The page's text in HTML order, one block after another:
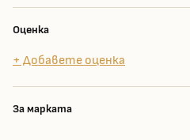
Оценка
+ Добавете оценка
За марката